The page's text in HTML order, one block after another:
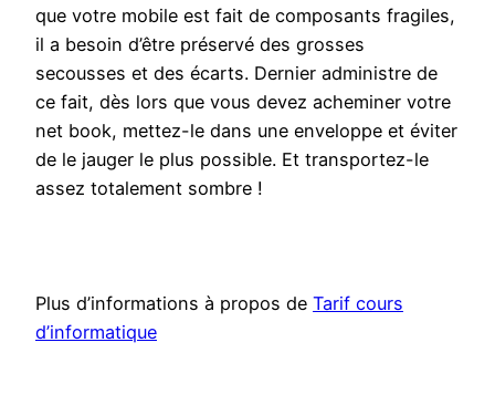
que votre mobile est fait de composants fragiles,
il a besoin d’être préservé des grosses
secousses et des écarts. Dernier administre de
ce fait, dès lors que vous devez acheminer votre
net book, mettez-le dans une enveloppe et éviter
de le jauger le plus possible. Et transportez-le
assez totalement sombre !
Plus d’informations à propos de Tarif cours
d’informatique